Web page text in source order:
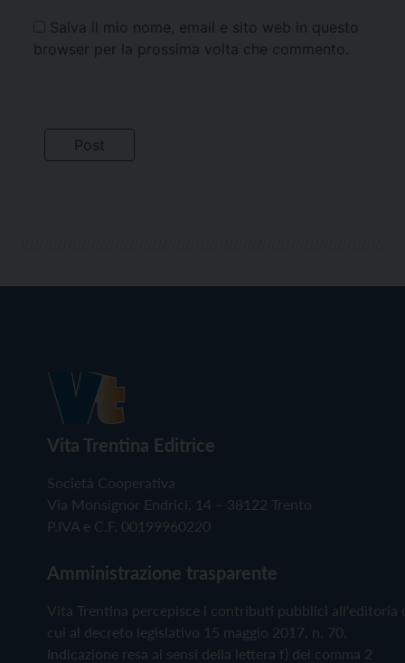
Salva il mio nome, email e sito web in questo
browser per la prossima volta che commento.
Vita Trentina Editrice
Società Cooperativa
Via Monsignor Endrici, 14 – 38122 Trento
P.IVA e C.F. 00199960220
Amministrazione trasparente
Vita Trentina percepisce i contributi pubblici all'editoria
cui al decreto legislativo 15 maggio 2017, n. 70.
Indicazione resa ai sensi della lettera f) del comma 2